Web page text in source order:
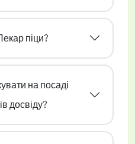
піци?
на посаді
досвіду?